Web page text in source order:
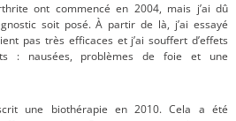
ont commencé en 2004, mais j’ai dû
soit posé. À partir de là, j’ai essayé
pas très efficaces et j’ai souffert d’effets
: nausées, problèmes de foie et une
une biothérapie en 2010. Cela a été